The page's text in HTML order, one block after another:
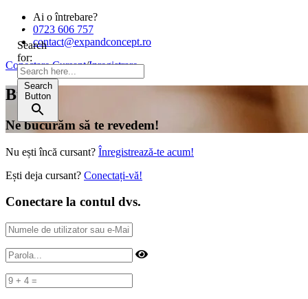
Search
for:
Search
Button
Ai o întrebare?
0723 606 757
contact@expandconcept.ro
Conectare Cursant/Inregistrare
Bună!
Ne bucurăm să te revedem!
Nu ești încă cursant? Înregistrează-te acum!
Ești deja cursant? Conectați-vă!
Conectare la contul dvs.